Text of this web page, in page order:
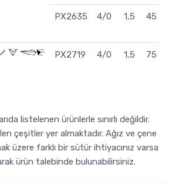
PX2635 4/0 1,5 45
PX2719 4/0 1,5 75
listelenen ürünlerle sınırlı değildir.
çeşitler yer almaktadır. Ağız ve çene
üzere farklı bir sütür ihtiyacınız varsa
ürün talebinde bulunabilirsiniz.